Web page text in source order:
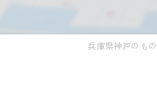
兵庫県神戸のも